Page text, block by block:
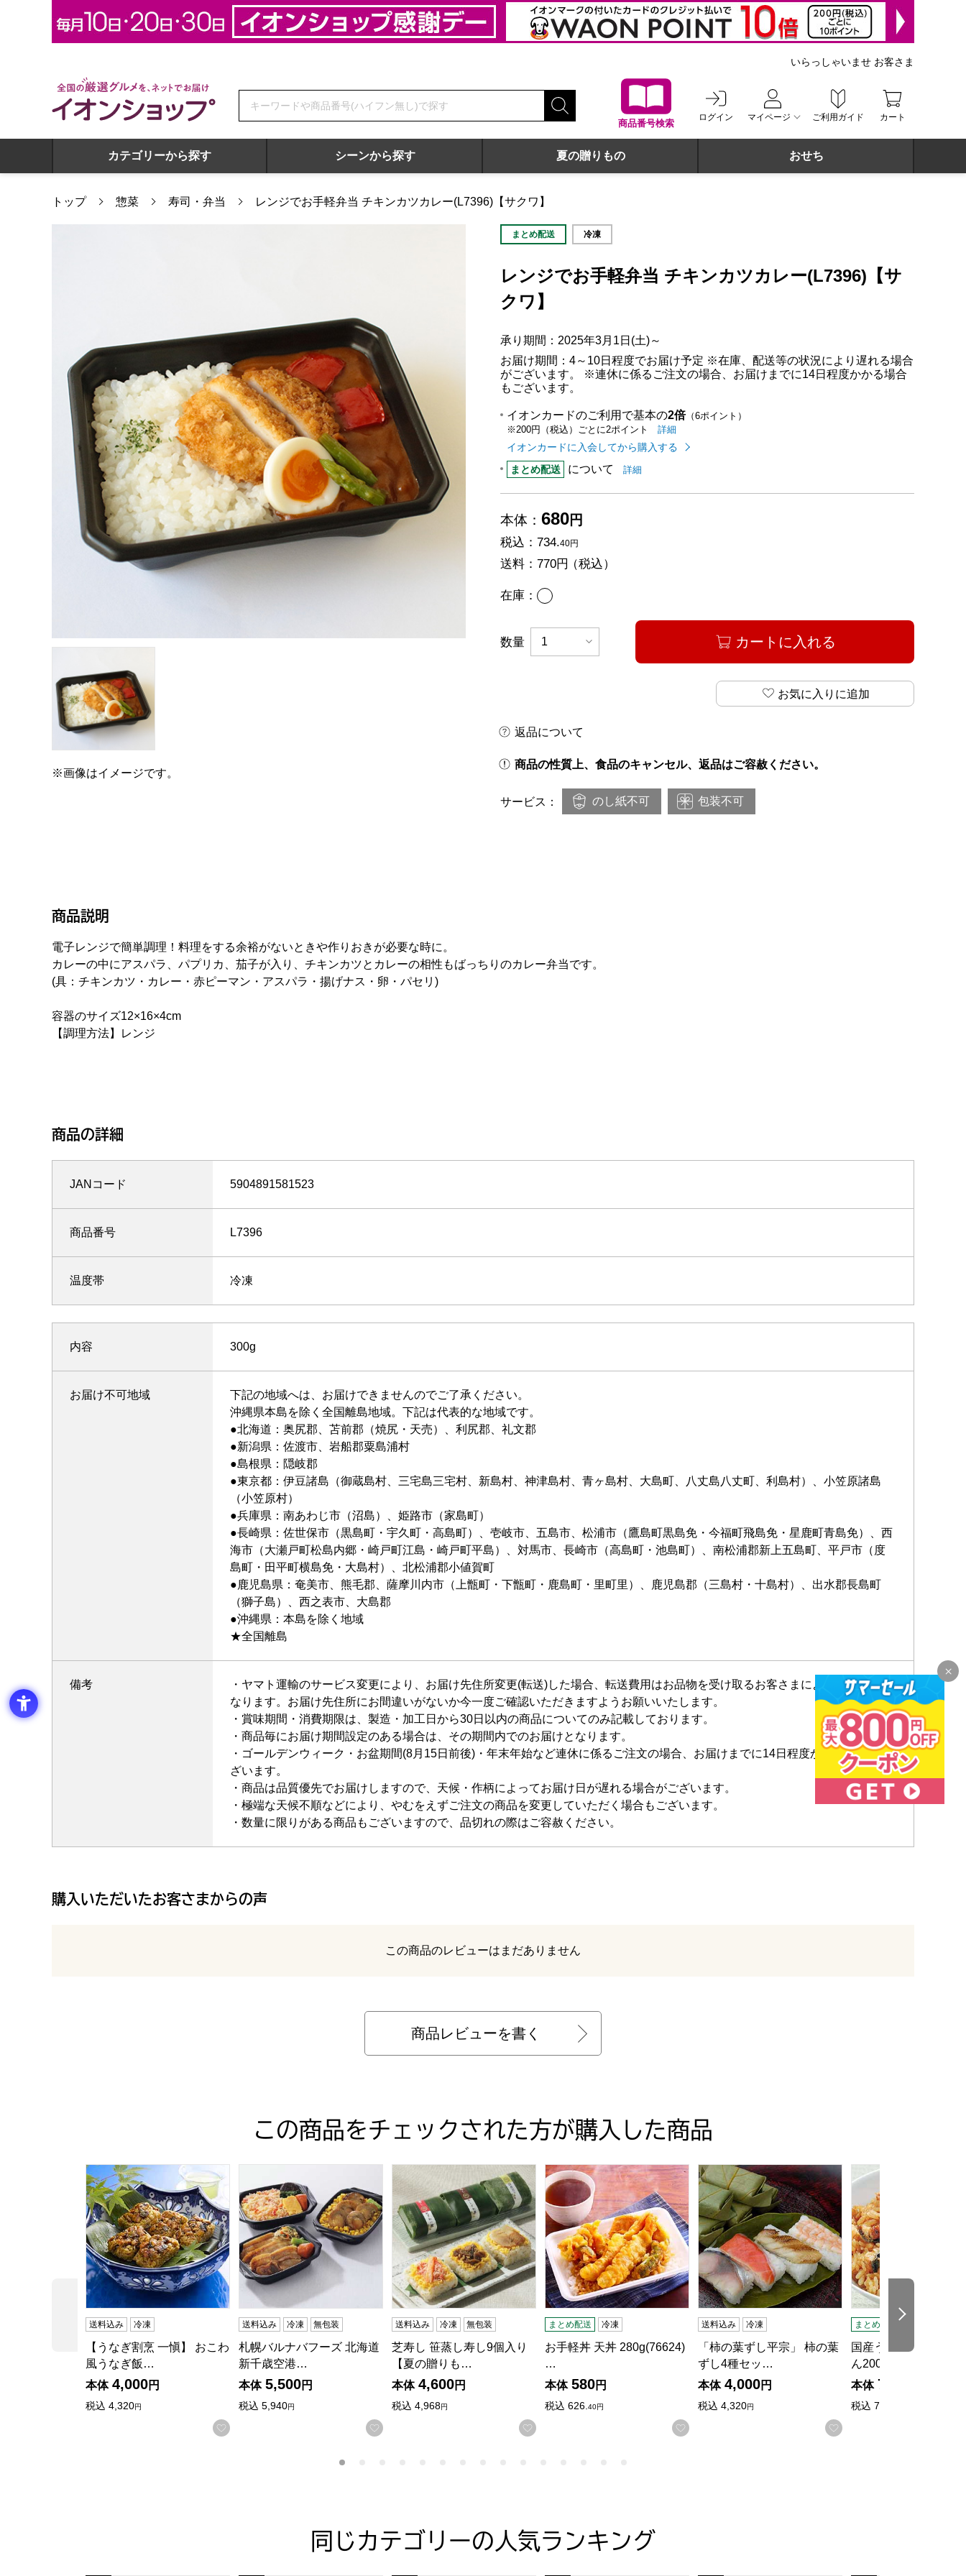
全国の厳選グルメを、ネットでお届け イオンショップ
商品番号検索
ログイン マイページ ご利用ガイド カート
いらっしゃいませ お客さま
カテゴリーから探す シーンから探す 夏の贈りもの おせち
トップ 惣菜 寿司・弁当 レンジでお手軽弁当 チキンカツカレー(L7396)【サクワ】
※画像はイメージです。
まとめ配送 冷凍
レンジでお手軽弁当 チキンカツカレー(L7396)【サ
クワ】
承り期間：2025年3月1日(土)～
お届け期間：4～10日程度でお届け予定 ※在庫、配送等の状況により遅れる場合
がございます。 ※連休に係るご注文の場合、お届けまでに14日程度かかる場合
もございます。
イオンカードのご利用で基本の2倍（6ポイント）
※200円（税込）ごとに2ポイント
イオンカードのご利用でたまるポイントの
詳細
イオンカードに入会してから購入する
まとめ配送
について まとめ配送についての
詳細はこちら
本体： 680円
税込： 734.40円
送料： 770円（税込）
在庫： あり
数量 カートに入れる
お気に入りに追加
返品について
商品の性質上、食品のキャンセル、返品はご容赦ください。
サービス： のし紙不可 包装不可
商品説明
電子レンジで簡単調理！料理をする余裕がないときや作りおきが必要な時に。
カレーの中にアスパラ、パプリカ、茄子が入り、チキンカツとカレーの相性もばっちりのカレー弁当です。
(具：チキンカツ・カレー・赤ピーマン・アスパラ・揚げナス・卵・パセリ)
容器のサイズ12×16×4cm
【調理方法】レンジ
商品の詳細
JANコード 5904891581523
商品番号 L7396
温度帯 冷凍
内容 300g
お届け不可地域
下記の地域へは、お届けできませんのでご了承ください。
沖縄県本島を除く全国離島地域。下記は代表的な地域です。
●北海道：奥尻郡、苫前郡（焼尻・天売）、利尻郡、礼文郡
●新潟県：佐渡市、岩船郡粟島浦村
●島根県：隠岐郡
●東京都：伊豆諸島（御蔵島村、三宅島三宅村、新島村、神津島村、青ヶ島村、大島町、八丈島八丈町、利島村）、小笠原諸島
（小笠原村）
●兵庫県：南あわじ市（沼島）、姫路市（家島町）
●長崎県：佐世保市（黒島町・宇久町・高島町）、壱岐市、五島市、松浦市（鷹島町黒島免・今福町飛島免・星鹿町青島免）、西
海市（大瀬戸町松島内郷・崎戸町江島・崎戸町平島）、対馬市、長崎市（高島町・池島町）、南松浦郡新上五島町、平戸市（度
島町・田平町横島免・大島村）、北松浦郡小値賀町
●鹿児島県：奄美市、熊毛郡、薩摩川内市（上甑町・下甑町・鹿島町・里町里）、鹿児島郡（三島村・十島村）、出水郡長島町
（獅子島）、西之表市、大島郡
●沖縄県：本島を除く地域
★全国離島
備考
・ヤマト運輸のサービス変更により、お届け先住所変更(転送)した場合、転送費用はお品物を受け取るお客さまによるお支払いと
なります。お届け先住所にお間違いがないか今一度ご確認いただきますようお願いいたします。
・賞味期間・消費期限は、製造・加工日から30日以内の商品についてのみ記載しております。
・商品毎にお届け期間設定のある場合は、その期間内でのお届けとなります。
・ゴールデンウィーク・お盆期間(8月15日前後)・年末年始など連休に係るご注文の場合、お届けまでに14日程度かかる場合もご
ざいます。
・商品は品質優先でお届けしますので、天候・作柄によってお届け日が遅れる場合がございます。
・極端な天候不順などにより、やむをえずご注文の商品を変更していただく場合もございます。
・数量に限りがある商品もございますので、品切れの際はご容赦ください。
購入いただいたお客さまからの声
レビュー
この商品のレビューはまだありません
商品レビューを書く
この商品をチェックされた方が購入した商品
前の商品
【うなぎ割烹 一愼】 おこわ風うなぎ飯 60g×8個[IUM60SN] (L5880)【サクワ】【直送】
送料込み 冷凍
【うなぎ割烹 一愼】 おこわ
風うなぎ飯…
本体 4,000円
税込 4,320円
お気に入りに登録する
札幌バルナバフーズ 北海道 新千歳空港空弁巡り【夏の贈りもの・お中元】
送料込み 冷凍 無包装
札幌バルナバフーズ 北海道
新千歳空港…
本体 5,500円
税込 5,940円
お気に入りに登録する
芝寿し 笹蒸し寿し9個入り【夏の贈りもの・お中元】[19131]
送料込み 冷凍 無包装
芝寿し 笹蒸し寿し9個入り
【夏の贈りも…
本体 4,600円
税込 4,968円
お気に入りに登録する
お手軽丼 天丼 280g(76624)【サクワ】
まとめ配送 冷凍
お手軽丼 天丼 280g(76624)
…
本体 580円
税込 626.40円
お気に入りに登録する
「柿の葉ずし平宗」 柿の葉ずし4種セット(L6977)
送料込み 冷凍
「柿の葉ずし平宗」 柿の葉
ずし4種セッ…
本体 4,000円
税込 4,320円
お気に入りに登録する
国産うなぎひつまぶ
まとめ配送
国産うなぎひつまぶ
ん200g(L…
本体 740
税込 799.
次の商品
同じカテゴリーの人気ランキング